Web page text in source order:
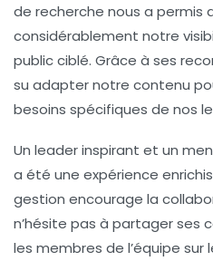
de recherche nous a permis
considérablement notre
public ciblé. Grâce à ses
su adapter notre contenu
besoins spécifiques de nos
Un leader inspirant et un
a été une expérience
gestion encourage la
n’hésite pas à partager ses
les membres de l’équipe